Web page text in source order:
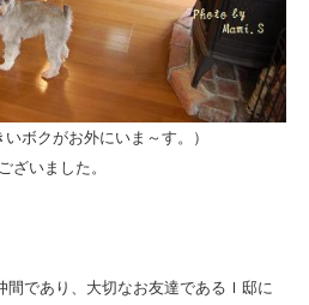
いボクがお外にいま～す。）
ざいました。
であり、大切なお友達であるＩ邸に